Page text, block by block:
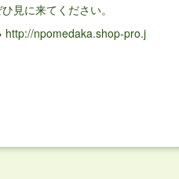
見に来てください。
npomedaka.shop-pro.j